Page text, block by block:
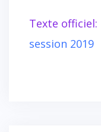
Texte officiel:
session 2019